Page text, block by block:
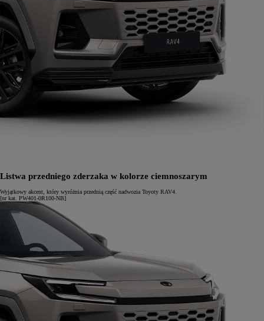
Listwa przedniego zderzaka w kolorze ciemnoszarym
Wyjątkowy akcent, który wyróżnia przednią część nadwozia Toyoty RAV4.
[nr kat. PW401-0R100-NB]